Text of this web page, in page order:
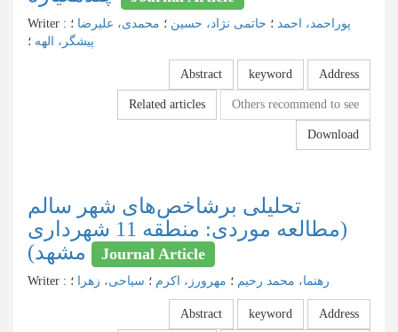
Writer : پوراحمد، احمد ؛ حاتمی نژاد، حسین ؛ محمدی، علیرضا ؛
پیشگر، الهه ؛
Abstract keyword Address
Related articles Others recommend to see
Download
تحلیلی برشاخص‌های شهر سالم
(مطالعه موردی: منطقه 11 شهرداری
Journal Article
Writer : رهنما، محمد رحیم ؛ مهرورز، اکرم ؛ سیاحی، زهرا ؛
Abstract keyword Address